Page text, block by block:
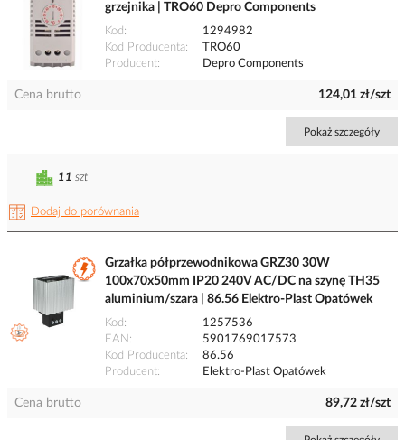
grzejnika | TRO60 Depro Components
Kod
1294982
Kod Producenta
TRO60
Producent
Depro Components
Cena brutto 124,01 zł/szt
Pokaż szczegóły
Dodaj do porównania
11 szt
Grzałka półprzewodnikowa GRZ30 30W
100x70x50mm IP20 240V AC/DC na szynę TH35
aluminium/szara | 86.56 Elektro-Plast Opatówek
Kod
1257536
EAN
5901769017573
Kod Producenta
86.56
Producent
Elektro-Plast Opatówek
Cena brutto 89,72 zł/szt